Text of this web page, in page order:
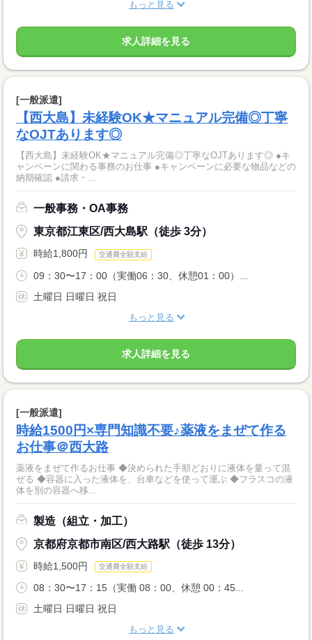
もっと見る
求人詳細を見る
[一般派遣]
【西大島】未経験OK★マニュアル完備◎丁寧
なOJTあります◎
【西大島】未経験OK★マニュアル完備◎丁寧なOJTあります◎ ●キ
ャンペーンに関わる事務のお仕事 ●キャンペーンに必要な物品などの
納期確認 ●請求・...
一般事務・OA事務
東京都江東区/西大島駅（徒歩 3分）
時給1,800円 交通費全額支給
09：30〜17：00（実働06：30、休憩01：00）...
土曜日 日曜日 祝日
もっと見る
求人詳細を見る
[一般派遣]
時給1500円×専門知識不要♪薬液をまぜて作る
お仕事＠西大路
薬液をまぜて作るお仕事 ◆決められた手順どおりに液体を量って混
ぜる ◆容器に入った液体を、台車などを使って運ぶ ◆フラスコの液
体を別の容器へ移...
製造（組立・加工）
京都府京都市南区/西大路駅（徒歩 13分）
時給1,500円 交通費全額支給
08：30〜17：15（実働 08：00、休憩 00：45...
土曜日 日曜日 祝日
もっと見る